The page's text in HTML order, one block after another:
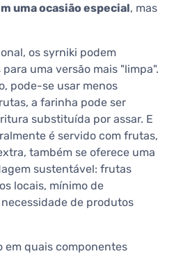
uma ocasião especial, mas
os syrniki podem
uma versão mais "limpa".
pode-se usar menos
a farinha pode ser
substituída por assar. E
é servido com frutas,
também se oferece uma
sustentável: frutas
locais, mínimo de
de produtos
em quais componentes